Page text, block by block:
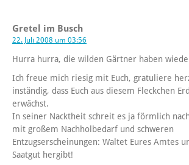
Gretel im Busch
22. Juli 2008 um 03:56
Hurra hurra, die wilden Gärtner haben
Ich freue mich riesig mit Euch, gratuliere
inständig, dass Euch aus diesem Fleckchen
erwächst.
In seiner Nacktheit schreit es ja förmlich
mit großem Nachholbedarf und schweren
Entzugserscheinungen: Waltet Eures Amtes
Saatgut hergibt!